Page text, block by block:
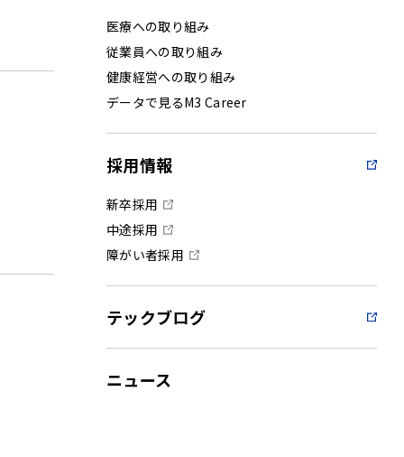
医療への取り組み
従業員への取り組み
健康経営への取り組み
データで見るM3 Career
採用情報
新卒採用
中途採用
障がい者採用
テックブログ
ニュース